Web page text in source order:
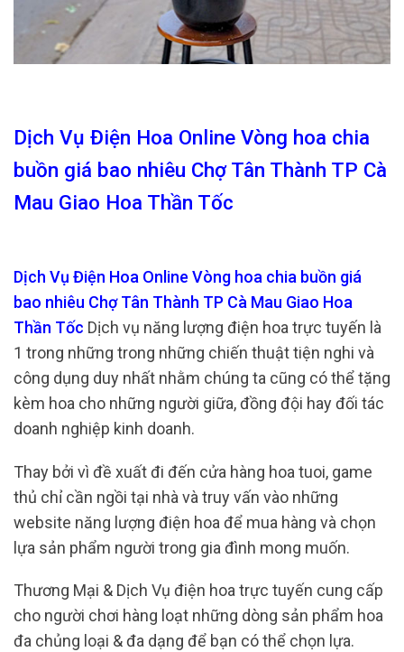
Dịch Vụ Điện Hoa Online Vòng hoa chia
buồn giá bao nhiêu Chợ Tân Thành TP Cà
Mau Giao Hoa Thần Tốc
Dịch Vụ Điện Hoa Online Vòng hoa chia buồn giá
bao nhiêu Chợ Tân Thành TP Cà Mau Giao Hoa
Thần Tốc Dịch vụ năng lượng điện hoa trực tuyến là
1 trong những trong những chiến thuật tiện nghi và
công dụng duy nhất nhằm chúng ta cũng có thể tặng
kèm hoa cho những người giữa, đồng đội hay đối tác
doanh nghiệp kinh doanh.
Thay bởi vì đề xuất đi đến cửa hàng hoa tuoi, game
thủ chỉ cần ngồi tại nhà và truy vấn vào những
website năng lượng điện hoa để mua hàng và chọn
lựa sản phẩm người trong gia đình mong muốn.
Thương Mại & Dịch Vụ điện hoa trực tuyến cung cấp
cho người chơi hàng loạt những dòng sản phẩm hoa
đa chủng loại & đa dạng để bạn có thể chọn lựa.